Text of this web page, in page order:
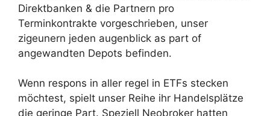
Direktbanken & die Partnern pro
Terminkontrakte vorgeschrieben, unser
zigeunern jeden augenblick as part of
angewandten Depots befinden.
Wenn respons in aller regel in ETFs stecken
möchtest, spielt unser Reihe ihr Handelsplätze
die geringe Part. Speziell Neobroker hatten